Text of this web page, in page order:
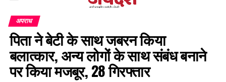
अपराध
पिता ने बेटी के साथ जबरन किया
बलात्कार, अन्य लोगों के साथ संबंध बनाने
पर किया मजबूर, 28 गिरफ्तार